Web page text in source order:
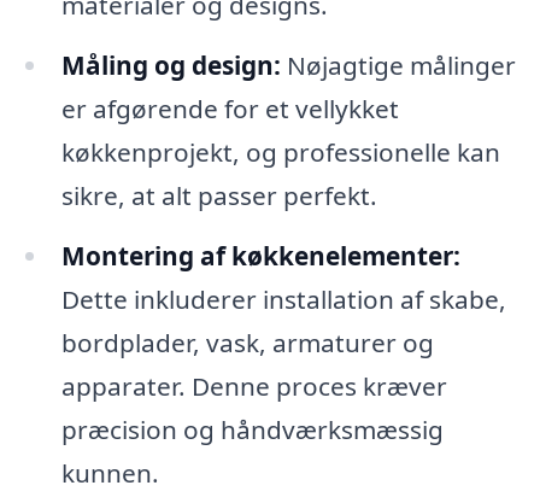
Måling og design: Nøjagtige målinger
er afgørende for et vellykket
køkkenprojekt, og professionelle kan
sikre, at alt passer perfekt.
Montering af køkkenelementer:
Dette inkluderer installation af skabe,
bordplader, vask, armaturer og
apparater. Denne proces kræver
præcision og håndværksmæssig
kunnen.